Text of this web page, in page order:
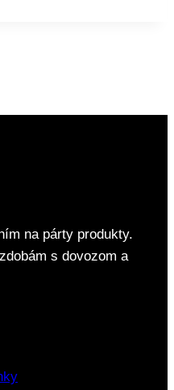
na párty produkty.
s dovozom a